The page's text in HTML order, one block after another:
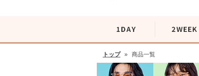
トップ » 商品一覧